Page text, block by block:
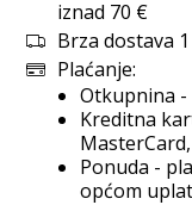
iznad 70 €
Brza dostava
Plaćanje:
Otkupnina
Kreditna
Ponuda -
općom